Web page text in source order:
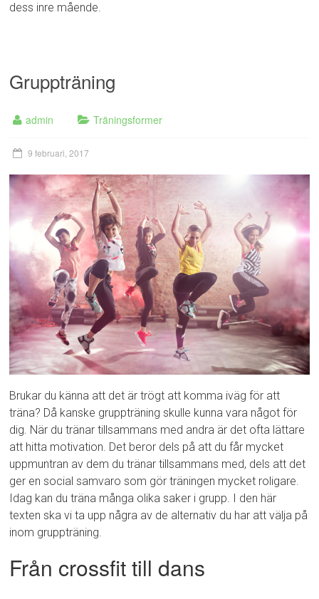
dess inre mående.
Gruppträning
admin Träningsformer
9 februari, 2017
Brukar du känna att det är trögt att komma iväg för att
träna? Då kanske gruppträning skulle kunna vara något för
dig. När du tränar tillsammans med andra är det ofta lättare
att hitta motivation. Det beror dels på att du får mycket
uppmuntran av dem du tränar tillsammans med, dels att det
ger en social samvaro som gör träningen mycket roligare.
Idag kan du träna många olika saker i grupp. I den här
texten ska vi ta upp några av de alternativ du har att välja på
inom gruppträning.
Från crossfit till dans